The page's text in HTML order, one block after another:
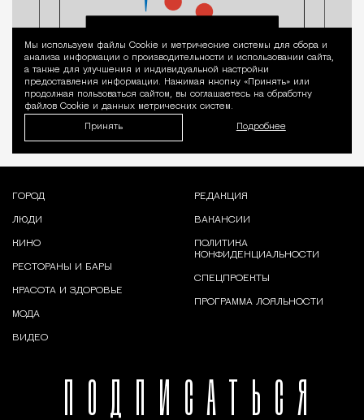
Уведомление
Мы используем файлы Сookie и метрические системы для сбора и
анализа информации о производительности и использовании сайта,
а также для улучшения и индивидуальной настройки
предоставления информации. Нажимая кнопку «Принять» или
продолжая пользоваться сайтом, вы соглашаетесь на обработку
файлов Cookie и данных метрических систем.
Принять Подробнее
ПОДПИСАТЬСЯ
ГОРОД
ЛЮДИ
КИНО
РЕСТОРАНЫ И БАРЫ
КРАСОТА И ЗДОРОВЬЕ
МОДА
ВИДЕО
РЕДАКЦИЯ
ВАКАНСИИ
ПОЛИТИКА
КОНФИДЕНЦИАЛЬНОСТИ
СПЕЦПРОЕКТЫ
ПРОГРАММА ЛОЯЛЬНОСТИ